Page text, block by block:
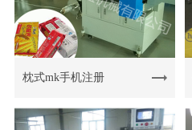
枕式mk手机注册